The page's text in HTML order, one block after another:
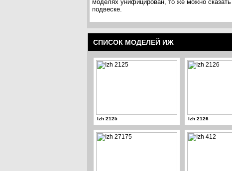
моделях унифицирован, то же можно
подвеске.
СПИСОК МОДЕЛЕЙ ИЖ
Izh 2125 Izh 2126